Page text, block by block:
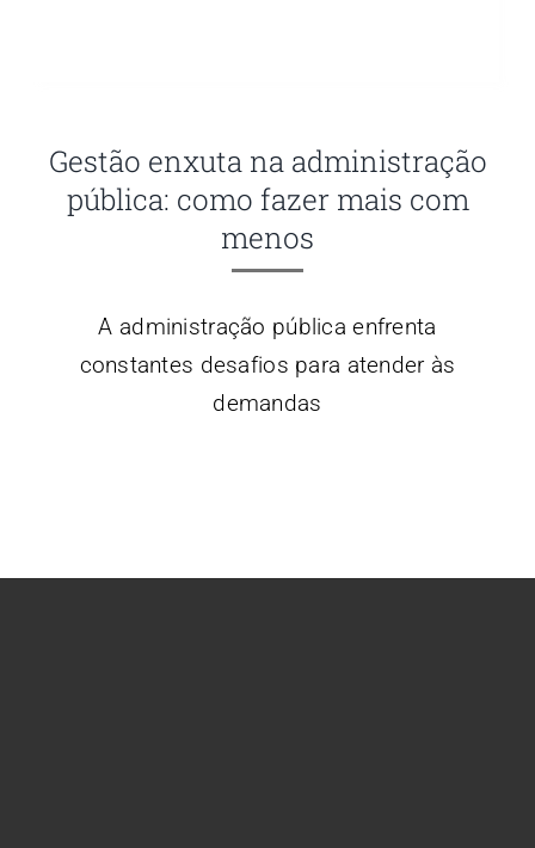
Gestão enxuta na administração
pública: como fazer mais com
menos
A administração pública enfrenta
constantes desafios para atender às
demandas